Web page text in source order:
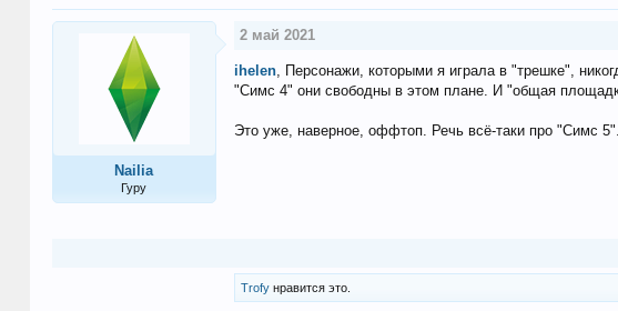
Nailia
Гуру
2 май 2021
ihelen, Персонажи, которыми я играла в "трешке",
"Симс 4" они свободны в этом плане. И "общая
Это уже, наверное, оффтоп. Речь всё-таки про "Симс 5".
Trofyнравится это.